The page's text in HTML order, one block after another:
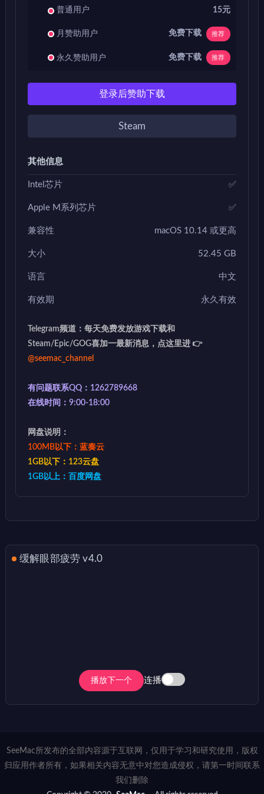
普通用户 15元
月赞助用户 免费下载 推荐
永久赞助用户 免费下载 推荐
登录后赞助下载
Steam
其他信息
Intel芯片 ✅
Apple M系列芯片 ✅
兼容性 macOS 10.14 或更高
大小 52.45 GB
语言 中文
有效期 永久有效
Telegram频道：每天免费发放游戏下载和
Steam/Epic/GOG喜加一最新消息，点这里进 👉
@seemac_channel
有问题联系QQ：1262789668
在线时间：9:00-18:00
网盘说明：
100MB以下：蓝奏云
1GB以下：123云盘
1GB以上：百度网盘
缓解眼部疲劳 v4.0
播放下一个 连播
SeeMac所发布的全部内容源于互联网，仅用于学习和研究使用，版权
归应用作者所有，如果相关内容无意中对您造成侵权，请第一时间联系
我们删除